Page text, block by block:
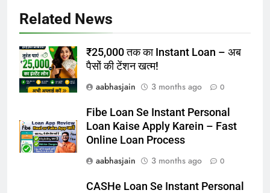
Related News
₹25,000 तक का Instant Loan – अब
पैसों की टेंशन खत्म!
aabhasjain
3 months ago 0
Fibe Loan Se Instant Personal
Loan Kaise Apply Karein – Fast
Online Loan Process
aabhasjain
3 months ago 0
CASHe Loan Se Instant Personal